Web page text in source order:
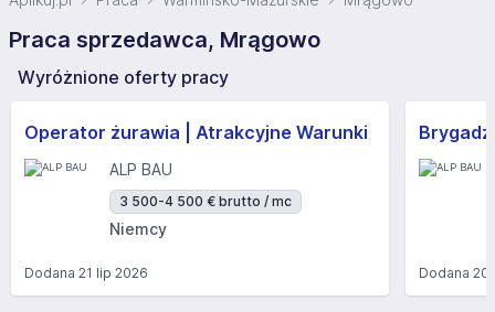
Praca sprzedawca, Mrągowo
Wyróżnione oferty pracy
Operator żurawia | Atrakcyjne Warunki
ALP BAU
3 500-4 500 € brutto / mc
Niemcy
Dodana 21 lip 2026 Dodana20